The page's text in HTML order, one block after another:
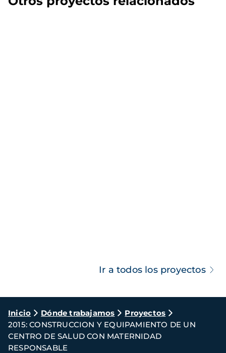
Ir a todos los proyectos
Ruta
de
navegación
Inicio Dónde trabajamos
Proyectos
2015: CONSTRUCCION Y EQUIPAMIENTO DE UN
CENTRO DE SALUD CON MATERNIDAD
RESPONSABLE